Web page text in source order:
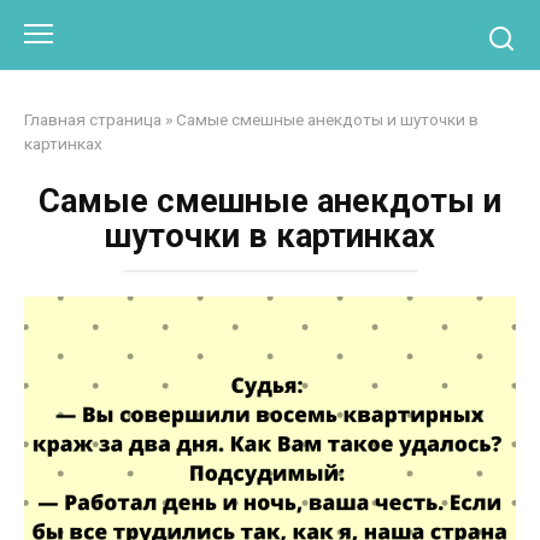
контенту
Главная страница » Самые смешные анекдоты и шуточки в
картинках
Самые смешные анекдоты и
шуточки в картинках